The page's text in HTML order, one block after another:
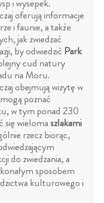
i wysepek.
oferują informacje
i faunie, a także
jak zwiedzać
by odwiedzić Park
cud natury
na Moru.
obejmują wizytę w
poznać
w tym ponad 230
się wielomaszlakami
rzecz biorąc,
do zwiedzania, a
sposobem
kulturowego i